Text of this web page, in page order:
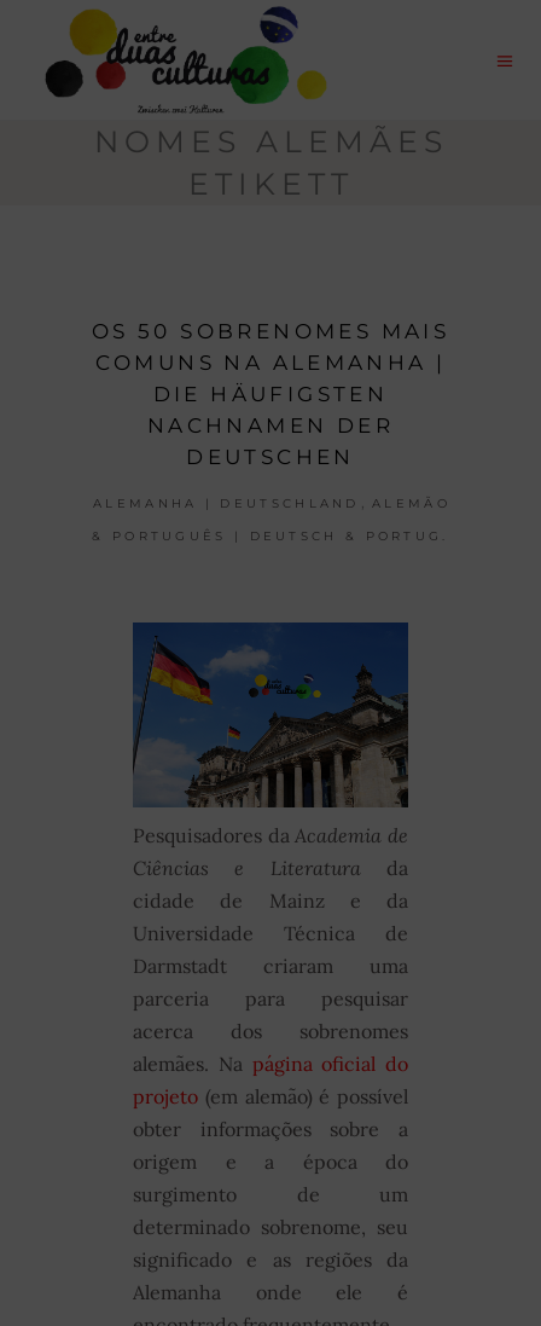
NOMES ALEMÃES
ETIKETT
OS 50 SOBRENOMES MAIS
COMUNS NA ALEMANHA |
DIE HÄUFIGSTEN
NACHNAMEN DER
DEUTSCHEN
ALEMANHA | DEUTSCHLAND ALEMÃO
& PORTUGUÊS | DEUTSCH & PORTUG.
Pesquisadores da Academia de
Ciências e Literaturada
cidade de Mainz e da
Universidade Técnica de
Darmstadt criaram uma
parceria para pesquisar
acerca dos sobrenomes
alemães. Na página oficial do
projeto (em alemão) é possível
obter informações sobre a
origem e a época do
surgimento de um
determinado sobrenome, seu
significado e as regiões da
Alemanha onde ele é